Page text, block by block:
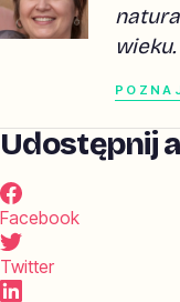
wieku.
Udostępnij
Facebook
Twitter